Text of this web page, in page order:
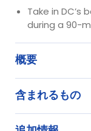
Take in DC’s
during a 90-
概要
含まれるもの